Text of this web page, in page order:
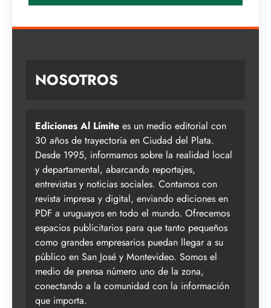
NOSOTROS
Ediciones Al Límite es un medio editorial con
30 años de trayectoria en Ciudad del Plata.
Desde 1995, informamos sobre la realidad local
y departamental, abarcando reportajes,
entrevistas y noticias sociales. Contamos con
revista impresa y digital, enviando ediciones en
PDF a uruguayos en todo el mundo. Ofrecemos
espacios publicitarios para que tanto pequeños
como grandes empresarios puedan llegar a su
público en San José y Montevideo. Somos el
medio de prensa número uno de la zona,
conectando a la comunidad con la información
que importa.